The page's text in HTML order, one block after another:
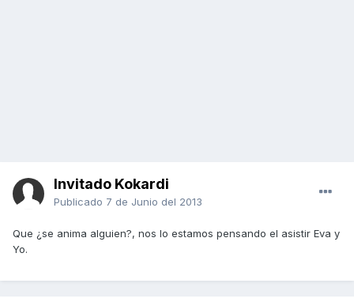
Invitado Kokardi
Publicado 7 de Junio del 2013
Que ¿se anima alguien?, nos lo estamos pensando el asistir Eva y
Yo.